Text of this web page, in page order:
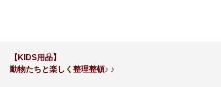
【KIDS用品】
動物たちと楽しく整理整頓♪ ♪